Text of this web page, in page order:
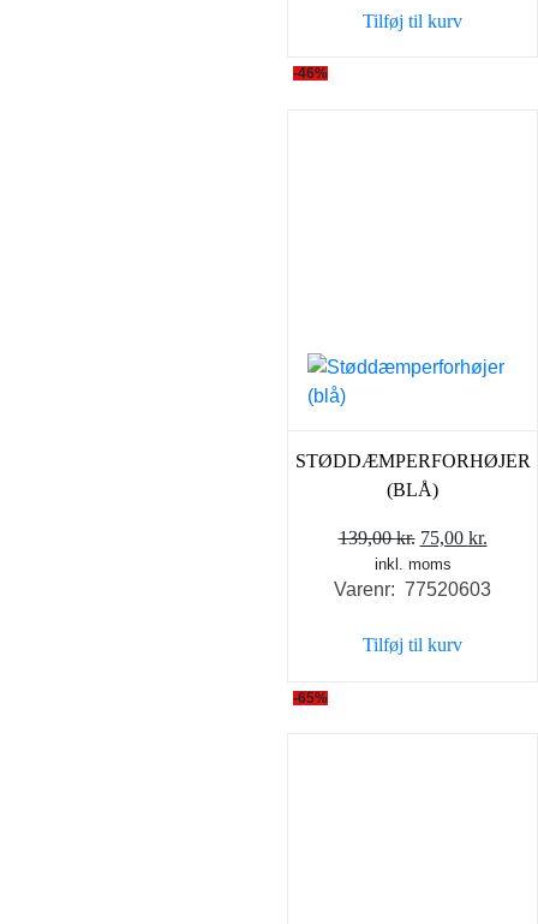
139,00 kr..
Tilføj til kurv
-46%
STØDDÆMPERFORHØJER
(BLÅ)
139,00kr. Den
oprindelige
pris
139,00 kr..
75,00 kr.
pris
inkl. moms
Varenr: 77520603
Tilføj til kurv
-65%